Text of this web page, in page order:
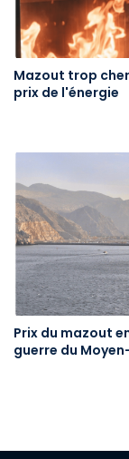
Mazout trop
prix de l'énergie
Prix du mazout
guerre du